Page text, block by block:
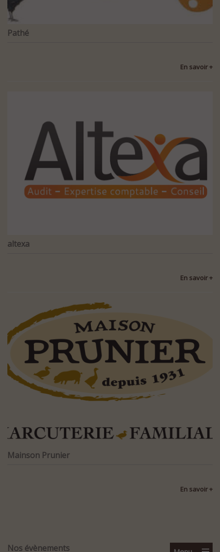
Pathé
En savoir +
altexa
En savoir +
Mainson Prunier
En savoir +
Nos évènements